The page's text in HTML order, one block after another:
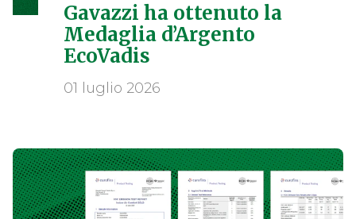
Gavazzi ha ottenuto la
Medaglia d’Argento
EcoVadis
01 luglio 2026